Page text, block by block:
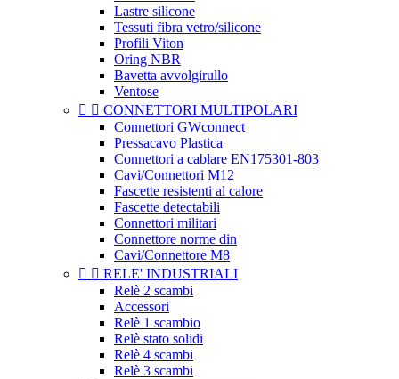
Lastre silicone
Tessuti fibra vetro/silicone
Profili Viton
Oring NBR
Bavetta avvolgirullo
Ventose
  CONNETTORI MULTIPOLARI
Connettori GWconnect
Pressacavo Plastica
Connettori a cablare EN175301-803
Cavi/Connettori M12
Fascette resistenti al calore
Fascette detectabili
Connettori militari
Connettore norme din
Cavi/Connettore M8
  RELE' INDUSTRIALI
Relè 2 scambi
Accessori
Relè 1 scambio
Relè stato solidi
Relè 4 scambi
Relè 3 scambi